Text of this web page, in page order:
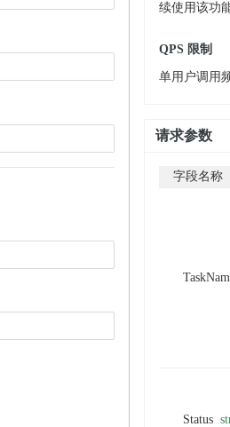
续使用该功
QPS 限制
单用户调用
请求参数
字段名称
Status